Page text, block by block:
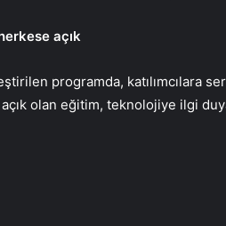
açık
programda, katılımcılara
açık olan eğitim, teknolojiye ilgi